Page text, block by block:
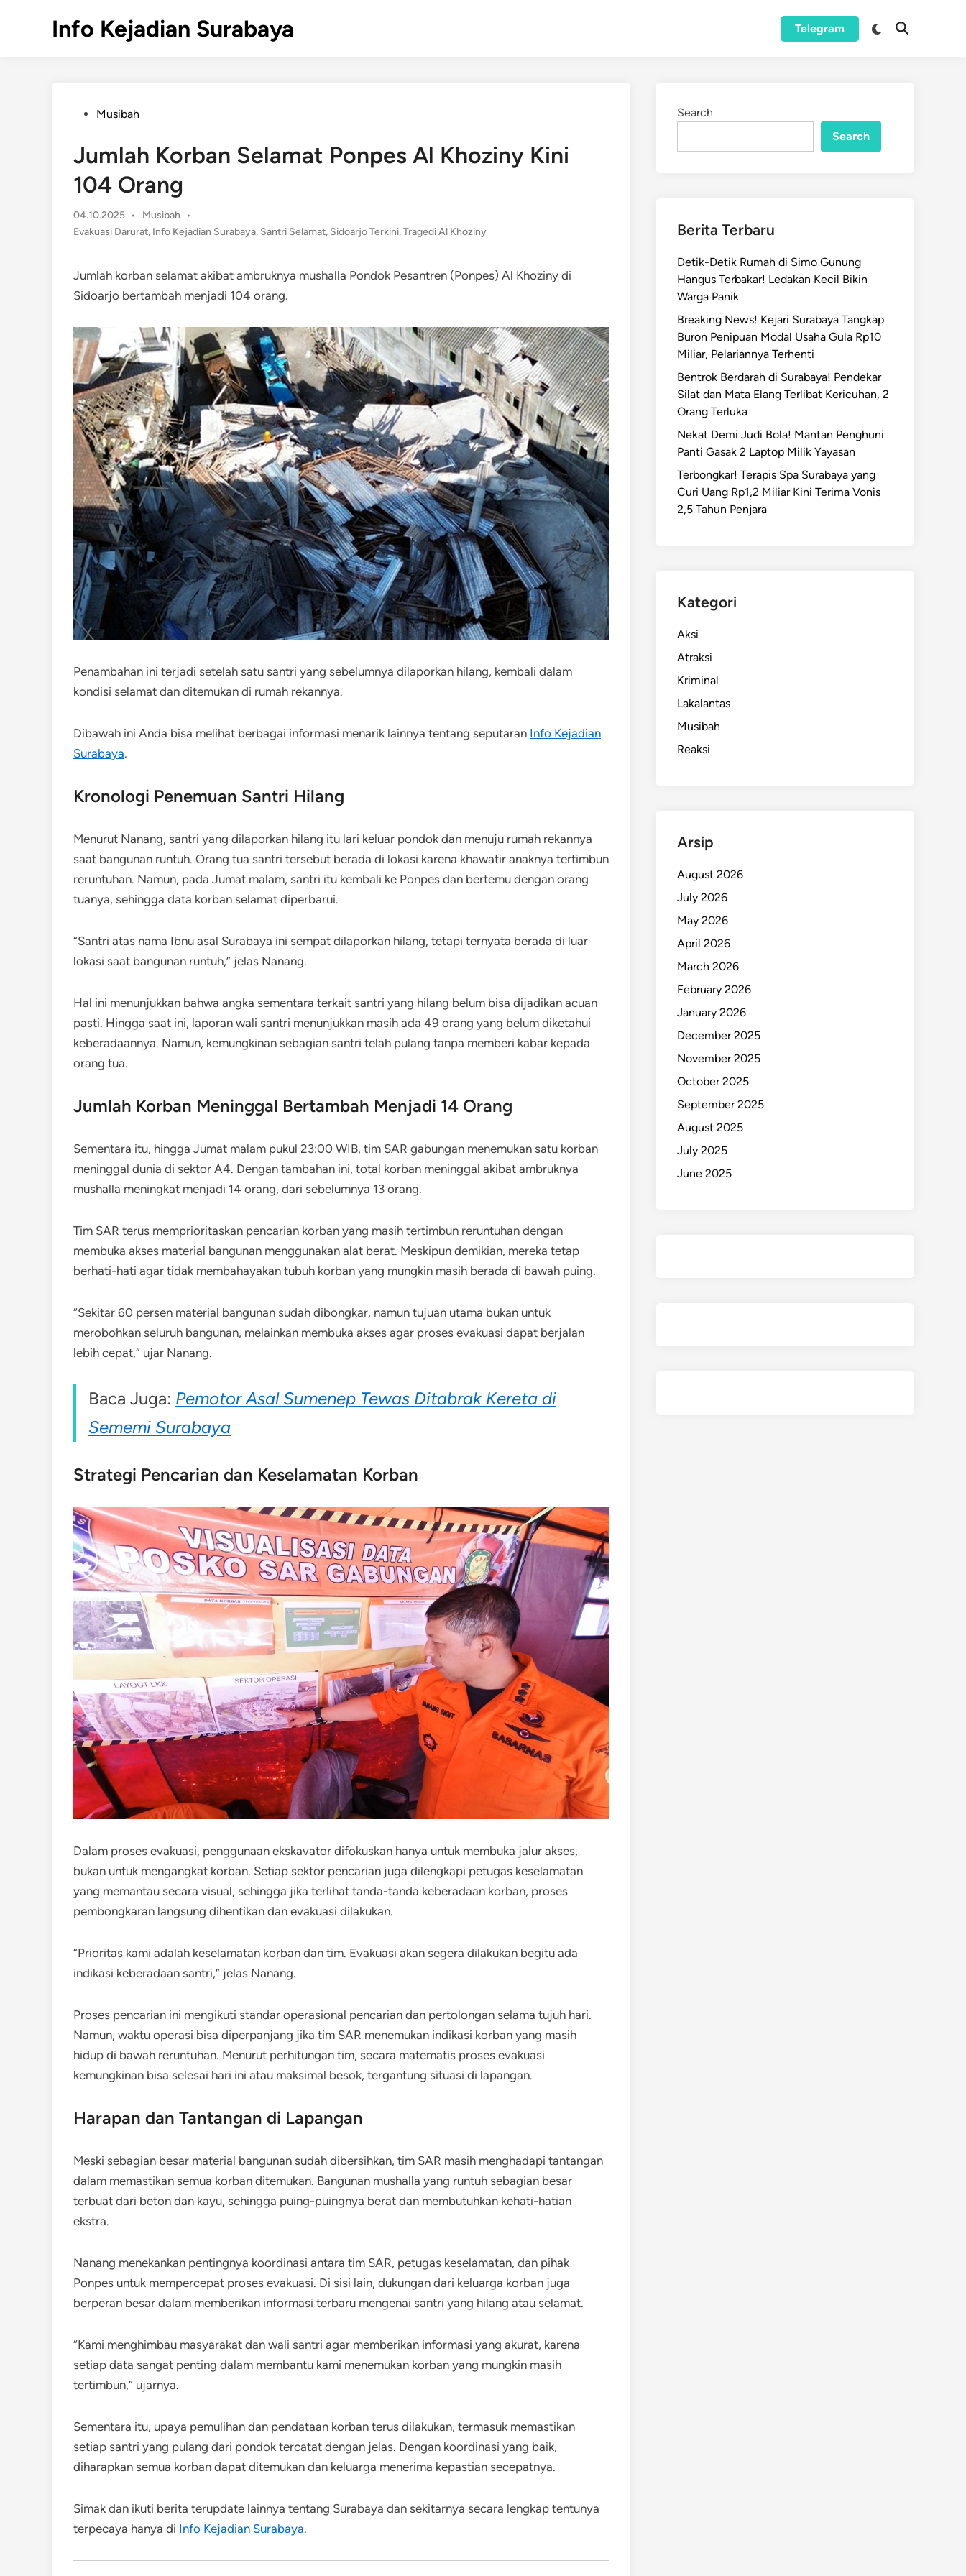
Info Kejadian Surabaya Telegram
Switch
Open
PostedMusibah
Jumlah Korban Selamat Ponpes Al Khoziny Kini
104 Orang
04.10.2025 •
Posted
in
Musibah
•
Evakuasi Darurat, Info Kejadian Surabaya, Santri Selamat, Sidoarjo Terkini,Tragedi Al Khoziny
Jumlah korban selamat akibat ambruknya mushalla Pondok Pesantren (Ponpes) Al Khoziny di
Sidoarjo bertambah menjadi 104 orang.
Penambahan ini terjadi setelah satu santri yang sebelumnya dilaporkan hilang, kembali dalam
kondisi selamat dan ditemukan di rumah rekannya.
Dibawah ini Anda bisa melihat berbagai informasi menarik lainnya tentang seputaran Info Kejadian
Surabaya.
Kronologi Penemuan Santri Hilang
Menurut Nanang, santri yang dilaporkan hilang itu lari keluar pondok dan menuju rumah rekannya
saat bangunan runtuh. Orang tua santri tersebut berada di lokasi karena khawatir anaknya tertimbun
reruntuhan. Namun, pada Jumat malam, santri itu kembali ke Ponpes dan bertemu dengan orang
tuanya, sehingga data korban selamat diperbarui.
“Santri atas nama Ibnu asal Surabaya ini sempat dilaporkan hilang, tetapi ternyata berada di luar
lokasi saat bangunan runtuh,” jelas Nanang.
Hal ini menunjukkan bahwa angka sementara terkait santri yang hilang belum bisa dijadikan acuan
pasti. Hingga saat ini, laporan wali santri menunjukkan masih ada 49 orang yang belum diketahui
keberadaannya. Namun, kemungkinan sebagian santri telah pulang tanpa memberi kabar kepada
orang tua.
Jumlah Korban Meninggal Bertambah Menjadi 14 Orang
Sementara itu, hingga Jumat malam pukul 23:00 WIB, tim SAR gabungan menemukan satu korban
meninggal dunia di sektor A4. Dengan tambahan ini, total korban meninggal akibat ambruknya
mushalla meningkat menjadi 14 orang, dari sebelumnya 13 orang.
Tim SAR terus memprioritaskan pencarian korban yang masih tertimbun reruntuhan dengan
membuka akses material bangunan menggunakan alat berat. Meskipun demikian, mereka tetap
berhati-hati agar tidak membahayakan tubuh korban yang mungkin masih berada di bawah puing.
“Sekitar 60 persen material bangunan sudah dibongkar, namun tujuan utama bukan untuk
merobohkan seluruh bangunan, melainkan membuka akses agar proses evakuasi dapat berjalan
lebih cepat,” ujar Nanang.
Baca Juga: Pemotor Asal Sumenep Tewas Ditabrak Kereta di
Sememi Surabaya
Strategi Pencarian dan Keselamatan Korban
Dalam proses evakuasi, penggunaan ekskavator difokuskan hanya untuk membuka jalur akses,
bukan untuk mengangkat korban. Setiap sektor pencarian juga dilengkapi petugas keselamatan
yang memantau secara visual, sehingga jika terlihat tanda-tanda keberadaan korban, proses
pembongkaran langsung dihentikan dan evakuasi dilakukan.
“Prioritas kami adalah keselamatan korban dan tim. Evakuasi akan segera dilakukan begitu ada
indikasi keberadaan santri,” jelas Nanang.
Proses pencarian ini mengikuti standar operasional pencarian dan pertolongan selama tujuh hari.
Namun, waktu operasi bisa diperpanjang jika tim SAR menemukan indikasi korban yang masih
hidup di bawah reruntuhan. Menurut perhitungan tim, secara matematis proses evakuasi
kemungkinan bisa selesai hari ini atau maksimal besok, tergantung situasi di lapangan.
Harapan dan Tantangan di Lapangan
Meski sebagian besar material bangunan sudah dibersihkan, tim SAR masih menghadapi tantangan
dalam memastikan semua korban ditemukan. Bangunan mushalla yang runtuh sebagian besar
terbuat dari beton dan kayu, sehingga puing-puingnya berat dan membutuhkan kehati-hatian
ekstra.
Nanang menekankan pentingnya koordinasi antara tim SAR, petugas keselamatan, dan pihak
Ponpes untuk mempercepat proses evakuasi. Di sisi lain, dukungan dari keluarga korban juga
berperan besar dalam memberikan informasi terbaru mengenai santri yang hilang atau selamat.
“Kami menghimbau masyarakat dan wali santri agar memberikan informasi yang akurat, karena
setiap data sangat penting dalam membantu kami menemukan korban yang mungkin masih
tertimbun,” ujarnya.
Sementara itu, upaya pemulihan dan pendataan korban terus dilakukan, termasuk memastikan
setiap santri yang pulang dari pondok tercatat dengan jelas. Dengan koordinasi yang baik,
diharapkan semua korban dapat ditemukan dan keluarga menerima kepastian secepatnya.
Simak dan ikuti berita terupdate lainnya tentang Surabaya dan sekitarnya secara lengkap tentunya
terpecaya hanya di Info Kejadian Surabaya.
Search
Search
Berita Terbaru
Detik-Detik Rumah di Simo Gunung
Hangus Terbakar! Ledakan Kecil Bikin
Warga Panik
Breaking News! Kejari Surabaya Tangkap
Buron Penipuan Modal Usaha Gula Rp10
Miliar, Pelariannya Terhenti
Bentrok Berdarah di Surabaya! Pendekar
Silat dan Mata Elang Terlibat Kericuhan, 2
Orang Terluka
Nekat Demi Judi Bola! Mantan Penghuni
Panti Gasak 2 Laptop Milik Yayasan
Terbongkar! Terapis Spa Surabaya yang
Curi Uang Rp1,2 Miliar Kini Terima Vonis
2,5 Tahun Penjara
Kategori
Aksi
Atraksi
Kriminal
Lakalantas
Musibah
Reaksi
Arsip
August 2026
July 2026
May 2026
April 2026
March 2026
February 2026
January 2026
December 2025
November 2025
October 2025
September 2025
August 2025
July 2025
June 2025